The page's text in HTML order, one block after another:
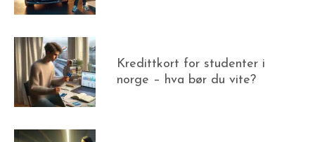
Kredittkort for studenter i
norge – hva bør du vite?